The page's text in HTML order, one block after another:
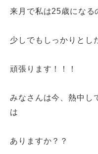
来月で私は25歳になる
少しでもしっかりとし
頑張ります！！！
みなさんは今、熱中し
は
ありますか？？